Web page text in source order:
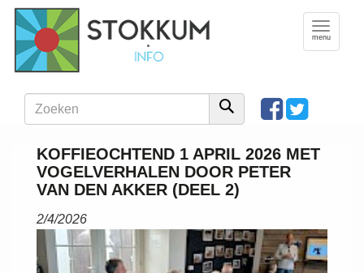
Toggle
navigation
menu
KOFFIEOCHTEND 1 APRIL 2026 MET
VOGELVERHALEN DOOR PETER
VAN DEN AKKER (DEEL 2)
2/4/2026